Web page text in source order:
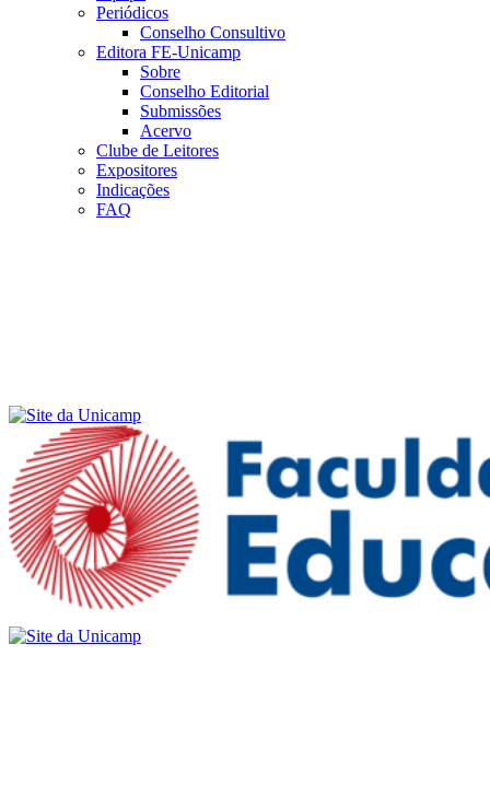
Periódicos
Conselho Consultivo
Editora FE-Unicamp
Sobre
Conselho Editorial
Submissões
Acervo
Clube de Leitores
Expositores
Indicações
FAQ